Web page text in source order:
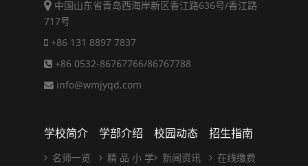
中国山东省青岛西海岸新区香江路636号/香江路
717号
+86 131 8897 7837
+86 0532-86767766/86767788
info@wmjyqd.com
学校简介
名师一览
学部介绍
精 品 小 学
校园动态
新闻资讯
招生指南
在线缴费